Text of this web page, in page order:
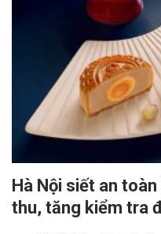
Hà Nội siết an
thu, tăng kiểm tra